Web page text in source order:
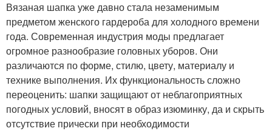
Вязаная шапка уже давно стала незаменимым
предметом женского гардероба для холодного времени
года. Современная индустрия моды предлагает
огромное разнообразие головных уборов. Они
различаются по форме, стилю, цвету, материалу и
технике выполнения. Их функциональность сложно
переоценить: шапки защищают от неблагоприятных
погодных условий, вносят в образ изюминку, да и скрыть
отсутствие прически при необходимости